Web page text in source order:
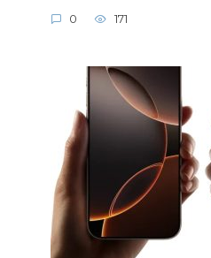
0 171